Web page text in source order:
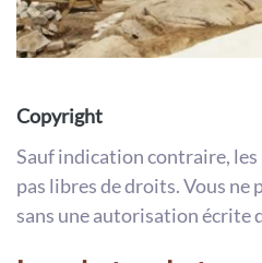
Copyright
Sauf indication contraire, les
pas libres de droits. Vous ne
sans une autorisation écrite